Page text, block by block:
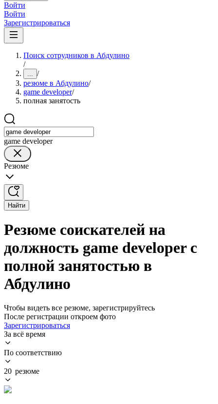
Войти
Войти
Зарегистрироваться
Поиск сотрудников в Абдулино
/
... /
резюме в Абдулино/
game developer/
полная занятость
game developer
Резюме
Найти
Резюме соискателей на
должность game developer с
полной занятостью в
Абдулино
Чтобы видеть все резюме, зарегистрируйтесь
После регистрации откроем фото
Зарегистрироваться
За всё время
По соответствию
20 резюме